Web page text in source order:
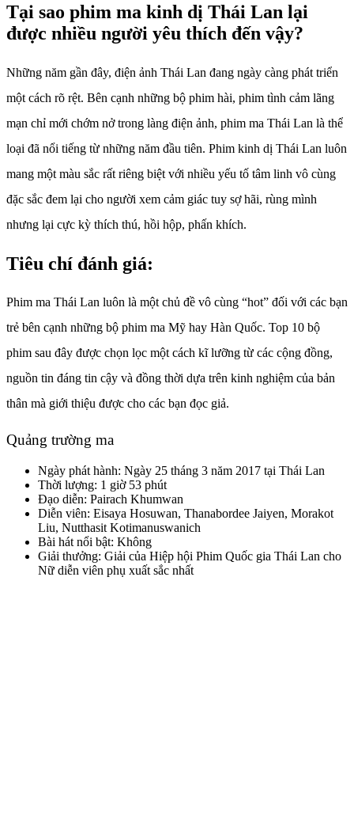
Tại sao phim ma kinh dị Thái Lan lại
được nhiều người yêu thích đến vậy?
Những năm gần đây, điện ảnh Thái Lan đang ngày càng phát triển
một cách rõ rệt. Bên cạnh những bộ phim hài, phim tình cảm lãng
mạn chỉ mới chớm nở trong làng điện ảnh, phim ma Thái Lan là thể
loại đã nổi tiếng từ những năm đầu tiên. Phim kinh dị Thái Lan luôn
mang một màu sắc rất riêng biệt với nhiều yếu tố tâm linh vô cùng
đặc sắc đem lại cho người xem cảm giác tuy sợ hãi, rùng mình
nhưng lại cực kỳ thích thú, hồi hộp, phấn khích.
Tiêu chí đánh giá:
Phim ma Thái Lan luôn là một chủ đề vô cùng “hot” đối với các bạn
trẻ bên cạnh những bộ phim ma Mỹ hay Hàn Quốc. Top 10 bộ
phim sau đây được chọn lọc một cách kĩ lưỡng từ các cộng đồng,
nguồn tin đáng tin cậy và đồng thời dựa trên kinh nghiệm của bản
thân mà giới thiệu được cho các bạn đọc giả.
Quảng trường ma
Ngày phát hành: Ngày 25 tháng 3 năm 2017 tại Thái Lan
Thời lượng: 1 giờ 53 phút
Đạo diễn: Pairach Khumwan
Diễn viên: Eisaya Hosuwan, Thanabordee Jaiyen, Morakot
Liu, Nutthasit Kotimanuswanich
Bài hát nổi bật: Không
Giải thưởng: Giải của Hiệp hội Phim Quốc gia Thái Lan cho
Nữ diễn viên phụ xuất sắc nhất